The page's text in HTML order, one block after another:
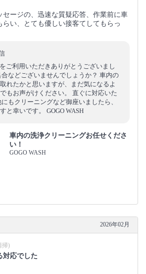
セージの、迅速な質疑応答、作業前に車
らい、とても優しい接客てしてもらっ
ご利用いただきありがとうございまし
などございませんでしょうか？ 車内の
れたかと思いますが、まだ気になるよ
もお声がけください。 直ぐに対応いた
もクリーニングなど御座いましたら、
と幸いです。 GOGO WASH
車内の洗浄クリーニングお任せくださ
い！
GOGO WASH
2026年02月
掃)
対応でした